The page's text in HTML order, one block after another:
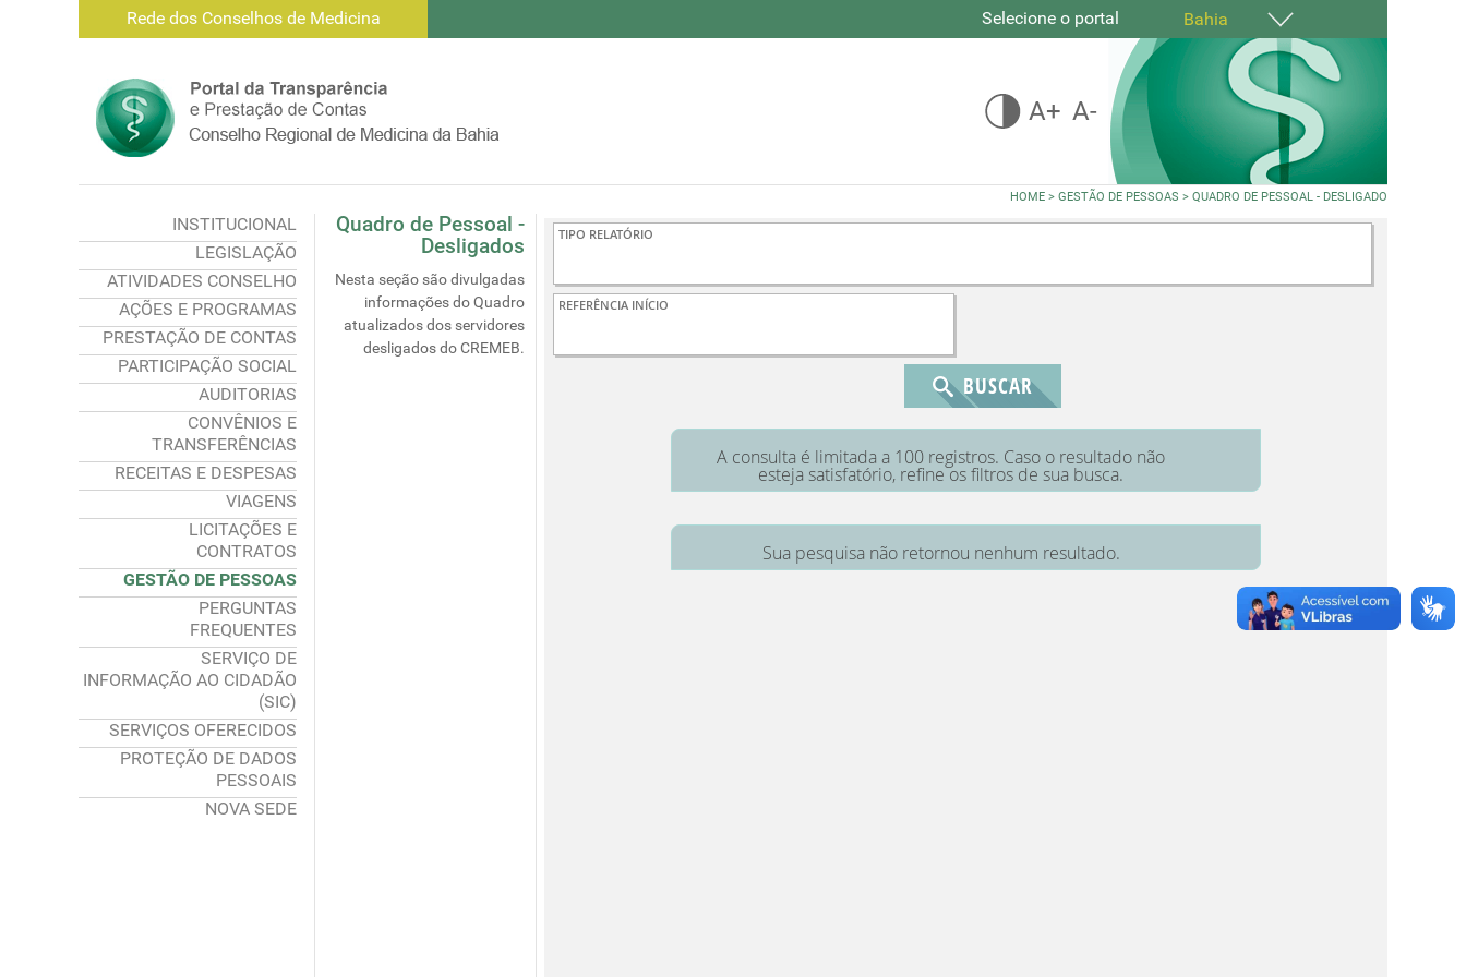
Rede dos Conselhos de Medicina Selecione o portal Bahia
A+ A-
HOME > GESTÃO DE PESSOAS > QUADRO DE PESSOAL - DESLIGADO
INSTITUCIONAL
LEGISLAÇÃO
ATIVIDADES CONSELHO
AÇÕES E PROGRAMAS
PRESTAÇÃO DE CONTAS
PARTICIPAÇÃO SOCIAL
AUDITORIAS
CONVÊNIOS E
TRANSFERÊNCIAS
RECEITAS E DESPESAS
VIAGENS
LICITAÇÕES E
CONTRATOS
GESTÃO DE PESSOAS
PERGUNTAS
FREQUENTES
SERVIÇO DE
INFORMAÇÃO AO CIDADÃO
(SIC)
SERVIÇOS OFERECIDOS
PROTEÇÃO DE DADOS
PESSOAIS
NOVA SEDE
Quadro de Pessoal -
Desligados
Nesta seção são divulgadas
informações do Quadro
atualizados dos servidores
desligados do CREMEB.